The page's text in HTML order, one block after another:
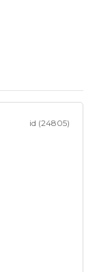
id (24805)